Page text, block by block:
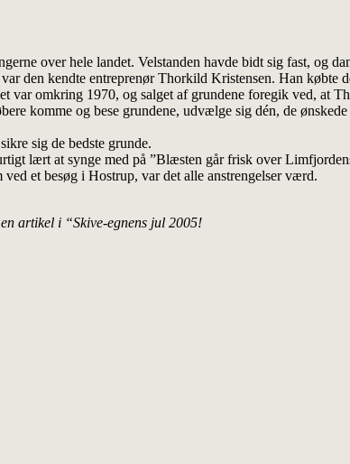
over hele landet. Velstanden havde bidt sig fast, og
den kendte entreprenør Thorkild Kristensen. Han købte
var omkring 1970, og salget af grundene foregik ved, at
komme og bese grundene, udvælge sig dén, de
sig de bedste grunde.
lært at synge med på ”Blæsten går frisk over
et besøg i Hostrup, var det alle anstrengelser værd.
artikel i “Skive-egnens jul 2005!